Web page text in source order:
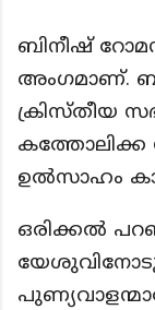
ബിനീഷ്
അംഗമാണ്.
ക്രിസ്തീയ
കത്തോലിക്ക
ഉൽസാഹം
ഒരിക്കൽ
യേശുവിനോടു